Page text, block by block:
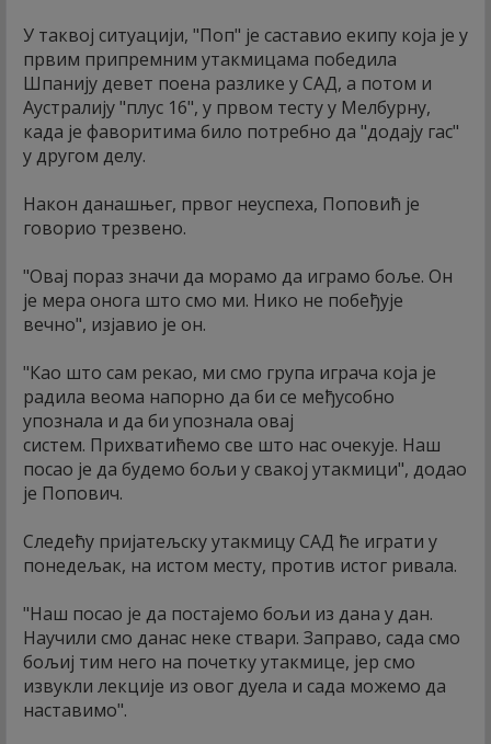
У таквој ситуацији, "Поп" је саставио екипу која је у
првим припремним утакмицама победила
Шпанију девет поена разлике у САД, а потом и
Аустралију "плус 16", у првом тесту у Мелбурну,
када је фаворитима било потребно да "додају гас"
у другом делу.
Након данашњег, првог неуспеха, Поповић је
говорио трезвено.
"Овај пораз значи да морамо да играмо боље. Он
је мера онога што смо ми. Нико не побеђује
вечно", изјавио је он.
"Као што сам рекао, ми смо група играча која је
радила веома напорно да би се међусобно
упознала и да би упознала овај
систем. Прихватићемо све што нас очекује. Наш
посао је да будемо бољи у свакој утакмици", додао
је Попович.
Следећу пријатељску утакмицу САД ће играти у
понедељак, на истом месту, против истог ривала.
"Наш посао је да постајемо бољи из дана у дан.
Научили смо данас неке ствари. Заправо, сада смо
бољиј тим него на почетку утакмице, јер смо
извукли лекције из овог дуела и сада можемо да
наставимо".